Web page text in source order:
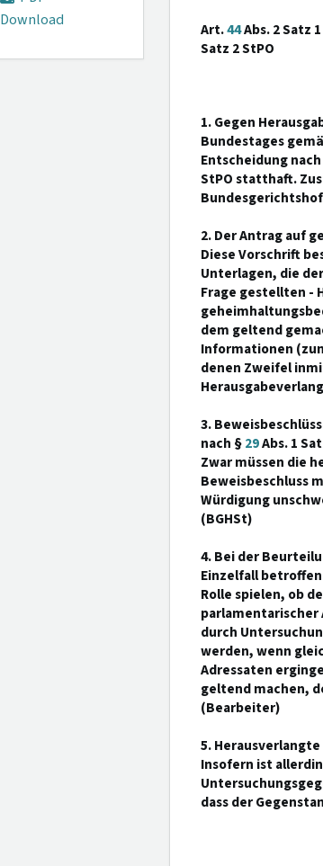
Download
Art.44Abs. 2 Satz 1
Satz 2 StPO
1. Gegen
Bundestages
Entscheidung
StPO statthaft.
2. Der Antrag auf
Diese Vorschrift
Unterlagen, die
Frage gestellten -
dem geltend
Informationen
denen Zweifel
3.
nach §29Abs. 1
Zwar müssen die
Beweisbeschluss
Würdigung
(BGHSt)
4. Bei der
Einzelfall
Rolle spielen, ob
durch
werden, wenn
Adressaten
geltend machen,
(Bearbeiter)
5.
Insofern ist
dass der